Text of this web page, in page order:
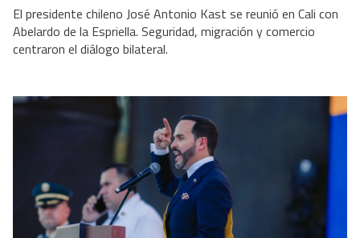
El presidente chileno José Antonio Kast se reunió en Cali con
Abelardo de la Espriella. Seguridad, migración y comercio
centraron el diálogo bilateral.